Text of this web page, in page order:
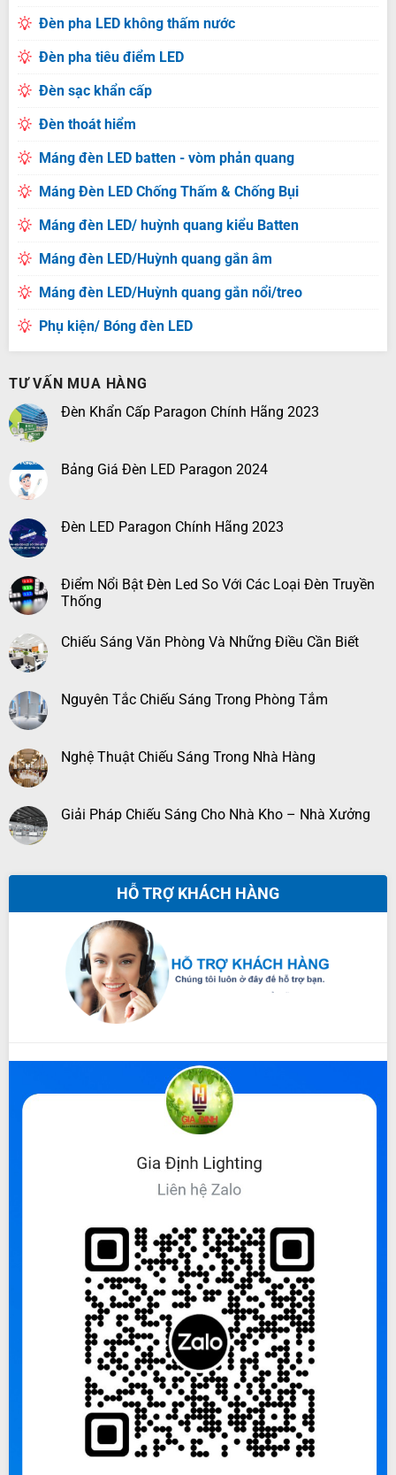
Đèn pha LED không thấm nước
Đèn pha tiêu điểm LED
Đèn sạc khẩn cấp
Đèn thoát hiểm
Máng đèn LED batten - vòm phản quang
Máng Đèn LED Chống Thấm & Chống Bụi
Máng đèn LED/ huỳnh quang kiểu Batten
Máng đèn LED/Huỳnh quang gắn âm
Máng đèn LED/Huỳnh quang gắn nổi/treo
Phụ kiện/ Bóng đèn LED
TƯ VẤN MUA HÀNG
Đèn Khẩn Cấp Paragon Chính Hãng 2023
Bảng Giá Đèn LED Paragon 2024
Đèn LED Paragon Chính Hãng 2023
Điểm Nổi Bật Đèn Led So Với Các Loại Đèn Truyền
Thống
Chiếu Sáng Văn Phòng Và Những Điều Cần Biết
Nguyên Tắc Chiếu Sáng Trong Phòng Tắm
Nghệ Thuật Chiếu Sáng Trong Nhà Hàng
Giải Pháp Chiếu Sáng Cho Nhà Kho – Nhà Xưởng
HỖ TRỢ KHÁCH HÀNG